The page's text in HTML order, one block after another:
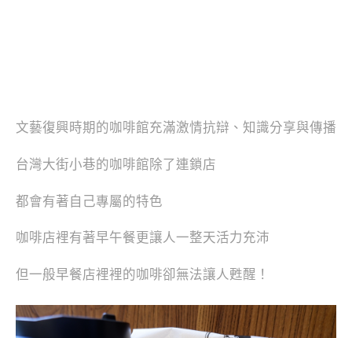
文藝復興時期的咖啡館充滿激情抗辯、知識分享與傳播
台灣大街小巷的咖啡館除了連鎖店
都會有著自己專屬的特色
咖啡店裡有著早午餐更讓人一整天活力充沛
但一般早餐店裡裡的咖啡卻無法讓人甦醒！